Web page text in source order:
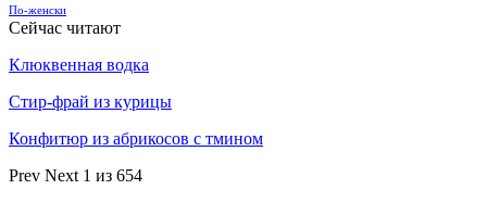
По-женски
Сейчас читают
Клюквенная водка
Стир-фрай из курицы
Конфитюр из абрикосов с тмином
Prev Next 1 из 654